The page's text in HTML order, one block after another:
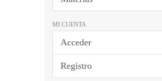
MI CUENTA
Acceder
Registro